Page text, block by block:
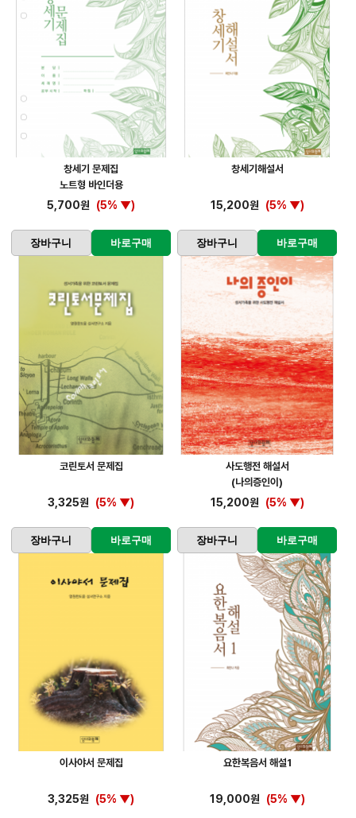
창세기 문제집
노트형 바인더용
5,700원 (5% ▼)
장바구니 바로구매
창세기해설서
15,200원 (5% ▼)
장바구니 바로구매
코린토서 문제집
3,325원 (5% ▼)
장바구니 바로구매
사도행전 해설서
(나의증인이)
15,200원 (5% ▼)
장바구니 바로구매
이사야서 문제집
3,325원 (5% ▼)
요한복음서 해설1
19,000원 (5% ▼)